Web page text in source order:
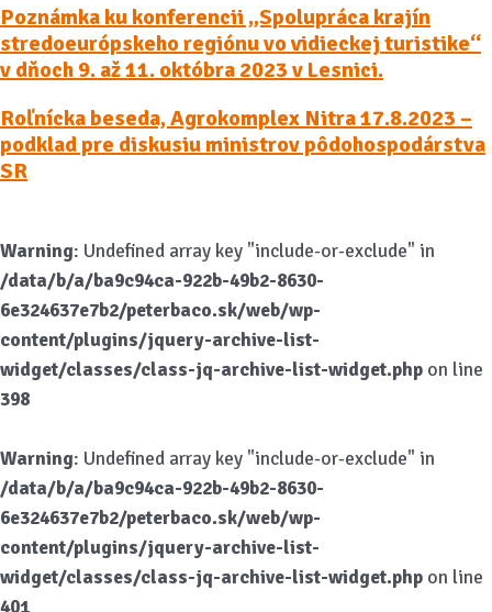
Poznámka ku konferencii „Spolupráca krajín
stredoeurópskeho regiónu vo vidieckej turistike“
v dňoch 9. až 11. októbra 2023 v Lesnici.
Roľnícka beseda, Agrokomplex Nitra 17.8.2023 –
podklad pre diskusiu ministrov pôdohospodárstva
SR
Warning: Undefined array key "include-or-exclude" in
/data/b/a/ba9c94ca-922b-49b2-8630-
6e324637e7b2/peterbaco.sk/web/wp-
content/plugins/jquery-archive-list-
widget/classes/class-jq-archive-list-widget.php on line
398
Warning: Undefined array key "include-or-exclude" in
/data/b/a/ba9c94ca-922b-49b2-8630-
6e324637e7b2/peterbaco.sk/web/wp-
content/plugins/jquery-archive-list-
widget/classes/class-jq-archive-list-widget.php on line
401